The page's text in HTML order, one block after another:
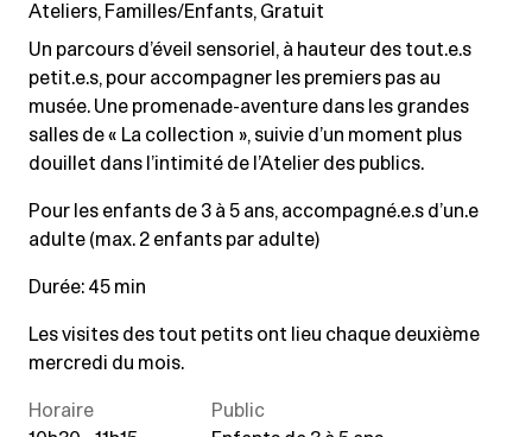
Ateliers, Familles/Enfants, Gratuit
Un parcours d’éveil sensoriel, à hauteur des tout.e.s
petit.e.s, pour accompagner les premiers pas au
musée. Une promenade-aventure dans les grandes
salles de « La collection », suivie d’un moment plus
douillet dans l’intimité de l’Atelier des publics.
Pour les enfants de 3 à 5 ans, accompagné.e.s d’un.e
adulte (max. 2 enfants par adulte)
Durée: 45 min
Les visites des tout petits ont lieu chaque deuxième
mercredi du mois.
Horaire
Public